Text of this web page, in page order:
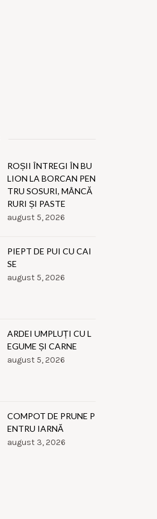
ROȘII ÎNTREGI ÎN BU
LION LA BORCAN PEN
TRU SOSURI, MÂNCĂ
RURI ȘI PASTE
august 5, 2026
PIEPT DE PUI CU CAI
SE
august 5, 2026
ARDEI UMPLUȚI CU L
EGUME ȘI CARNE
august 5, 2026
COMPOT DE PRUNE P
ENTRU IARNĂ
august 3, 2026